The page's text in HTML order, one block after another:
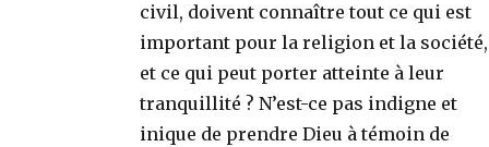
civil, doivent connaître tout ce qui est
important pour la religion et la société,
et ce qui peut porter atteinte à leur
tranquillité ? N’est-ce pas indigne et
inique de prendre Dieu à témoin de